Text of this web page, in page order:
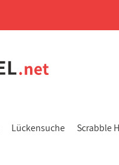
Lückensuche Scrabble